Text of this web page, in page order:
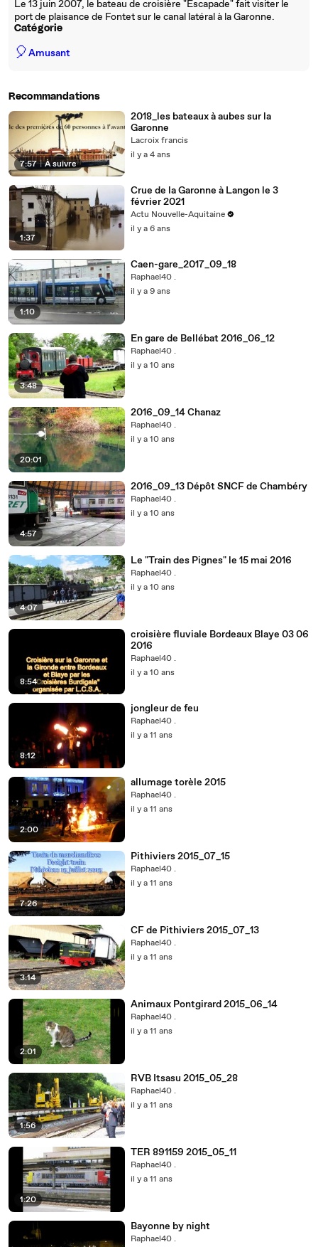
Le 13 juin 2007, le bateau de croisière "Escapade" fait visiter le
port de plaisance de Fontet sur le canal latéral à la Garonne.
Catégorie
🎈Amusant
Recommandations
7:57 | À suivre
2018_les bateaux à aubes sur la
Garonne
Lacroix francis
il y a 4 ans
1:37
Crue de la Garonne à Langon le 3
février 2021
Actu Nouvelle-Aquitaine
il y a 6 ans
1:10
Caen-gare_2017_09_18
Raphael40 .
il y a 9 ans
3:48
En gare de Bellébat 2016_06_12
Raphael40 .
il y a 10 ans
20:01
2016_09_14 Chanaz
Raphael40 .
il y a 10 ans
4:57
2016_09_13 Dépôt SNCF de Chambéry
Raphael40 .
il y a 10 ans
4:07
Le "Train des Pignes" le 15 mai 2016
Raphael40 .
il y a 10 ans
8:54
croisière fluviale Bordeaux Blaye 03 06
2016
Raphael40 .
il y a 10 ans
8:12
jongleur de feu
Raphael40 .
il y a 11 ans
2:00
allumage torèle 2015
Raphael40 .
il y a 11 ans
7:26
Pithiviers 2015_07_15
Raphael40 .
il y a 11 ans
3:14
CF de Pithiviers 2015_07_13
Raphael40 .
il y a 11 ans
2:01
Animaux Pontgirard 2015_06_14
Raphael40 .
il y a 11 ans
1:56
RVB Itsasu 2015_05_28
Raphael40 .
il y a 11 ans
1:20
TER 891159 2015_05_11
Raphael40 .
il y a 11 ans
Bayonne by night
Raphael40 .